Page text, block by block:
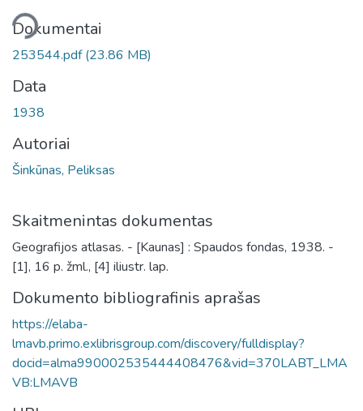
Dokumentai
253544.pdf(23.86 MB)
Data
1938
Autoriai
Šinkūnas, Peliksas
Skaitmenintas dokumentas
Geografijos atlasas. - [Kaunas] : Spaudos fondas, 1938. -
[1], 16 p. žml., [4] iliustr. lap.
Dokumento bibliografinis aprašas
https://elaba-
lmavb.primo.exlibrisgroup.com/discovery/fulldisplay?
docid=alma990002535444408476&vid=370LABT_LMA
VB:LMAVB